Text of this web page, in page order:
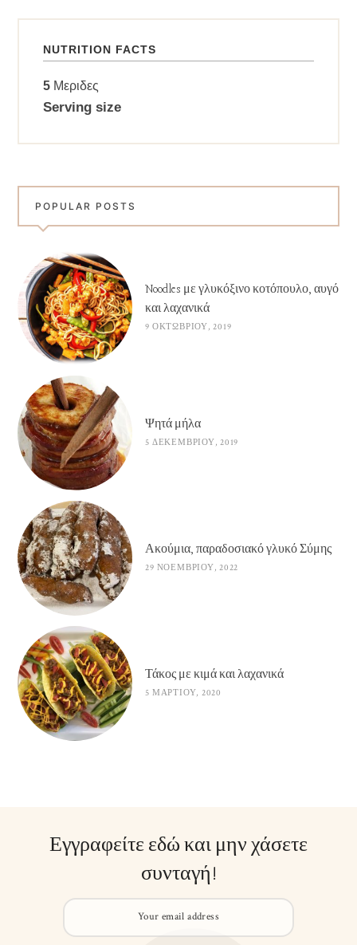
NUTRITION FACTS
5 Μεριδες
Serving size
POPULAR POSTS
Noodles με γλυκόξινο κοτόπουλο, αυγό
και λαχανικά
9 ΟΚΤΩΒΡΊΟΥ, 2019
Ψητά μήλα
5 ΔΕΚΕΜΒΡΊΟΥ, 2019
Ακούμια, παραδοσιακό γλυκό Σύμης
29 ΝΟΕΜΒΡΊΟΥ, 2022
Τάκος με κιμά και λαχανικά
5 ΜΑΡΤΊΟΥ, 2020
Εγγραφείτε εδώ και μην χάσετε
συνταγή!